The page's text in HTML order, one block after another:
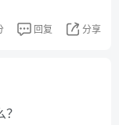
回复 分享